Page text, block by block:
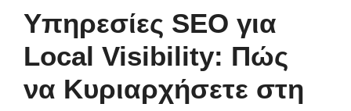
Υπηρεσίες SEO για
Local Visibility: Πώς
να Κυριαρχήσετε στη